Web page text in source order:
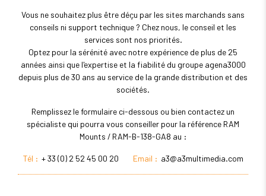
Vous ne souhaitez plus être déçu par les sites marchands sans
conseils ni support technique ? Chez nous, le conseil et les
services sont nos priorités.
Optez pour la sérénité avec notre expérience de plus de 25
années ainsi que l'expertise et la fiabilité du groupe agena3000
depuis plus de 30 ans au service de la grande distribution et des
sociétés.
Remplissez le formulaire ci-dessous ou bien contactez un
spécialiste qui pourra vous conseiller pour la référence RAM
Mounts / RAM-B-138-GA8 au :
Tél : + 33 (0) 2 52 45 00 20 Email : a3@a3multimedia.com